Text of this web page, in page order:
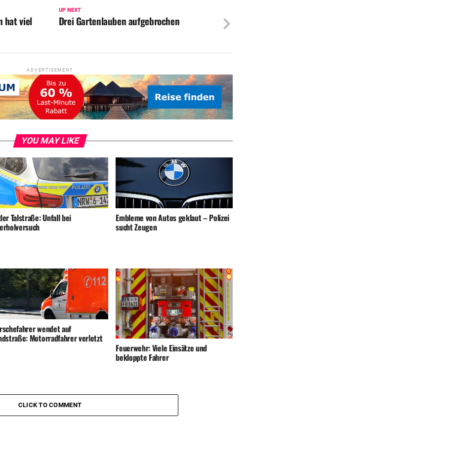
UP NEXT
Drei Gartenlauben aufgebrochen
hat viel
ADVERTISEMENT
YOU MAY LIKE
Talstraße: Unfall bei Embleme von Autos geklaut – Polizei
sucht Zeugen
wendet auf
Motorradfahrer verletzt
Feuerwehr: Viele Einsätze und
bekloppte Fahrer
CLICK TO COMMENT